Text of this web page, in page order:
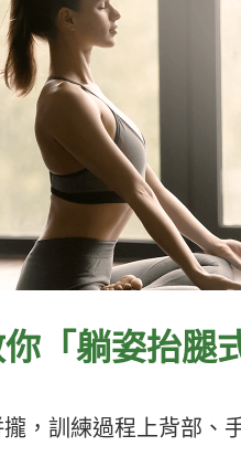
「躺姿抬腿
，訓練過程上背部、